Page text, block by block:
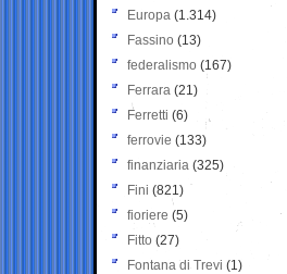
Europa (1.314)
Fassino (13)
federalismo (167)
Ferrara (21)
Ferretti (6)
ferrovie (133)
finanziaria (325)
Fini (821)
fioriere (5)
Fitto (27)
Fontana di Trevi (1)